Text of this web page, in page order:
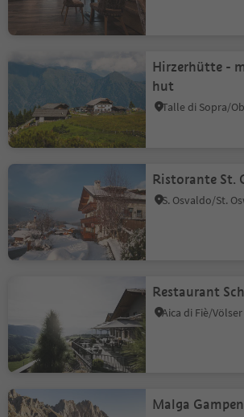
Hirzerhütte -
hut
Ristorante St.
Restaurant
Malga Gampen